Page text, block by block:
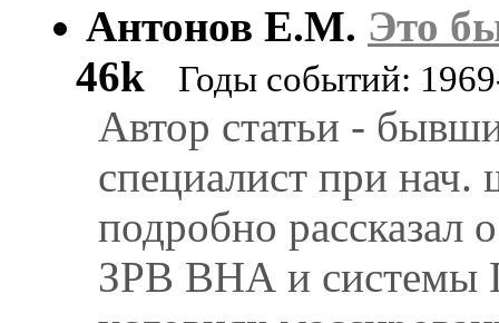
Антонов Е.М. Это
46k
Годы событий:
Автор статьи -
специалист при
подробно рассказал
ЗРВ ВНА и системы